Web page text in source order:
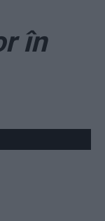
în